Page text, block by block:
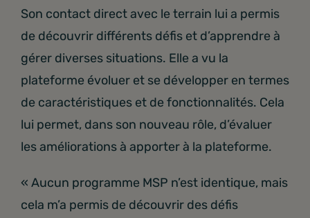
Son contact direct avec le terrain lui a permis
de découvrir différents défis et d’apprendre à
gérer diverses situations. Elle a vu la
plateforme évoluer et se développer en termes
de caractéristiques et de fonctionnalités. Cela
lui permet, dans son nouveau rôle, d’évaluer
les améliorations à apporter à la plateforme.
« Aucun programme MSP n’est identique, mais
cela m’a permis de découvrir des défis